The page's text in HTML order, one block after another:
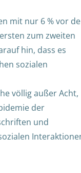
mit nur 6 % vor
zum zweiten
hin, dass es
sozialen
völlig außer Acht,
der
und